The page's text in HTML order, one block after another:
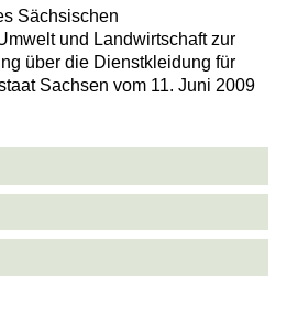
Sächsischen
und Landwirtschaft zur
über die Dienstkleidung für
Sachsen vom 11. Juni 2009